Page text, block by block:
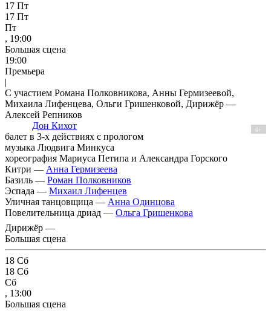
17 Пт
17 Пт
Пт
, 19:00
Большая сцена
19:00
Премьера
|
С участием Романа Полковникова, Анны Гермизеевой,
Михаила Лифенцева, Ольги Гришенковой, Дирижёр —
Алексей Репников
Дон Кихот
6+
балет в 3-х действиях с прологом
музыка Людвига Минкуса
хореография Мариуса Петипа и Александра Горского
Китри — Анна Гермизеева
Базиль — Роман Полковников
Эспада — Михаил Лифенцев
Уличная танцовщица — Анна Одинцова
Повелительница дриад — Ольга Гришенкова
Дирижёр —
Большая сцена
18 Сб
18 Сб
Сб
, 13:00
Большая сцена